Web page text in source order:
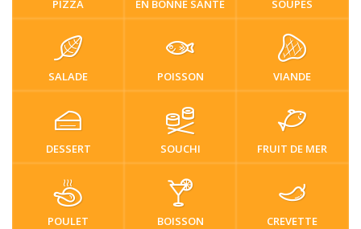
PIZZA EN BONNE SANTÉ SOUPES
SALADE POISSON VIANDE
DESSERT SOUCHI FRUIT DE MER
POULET BOISSON CREVETTE